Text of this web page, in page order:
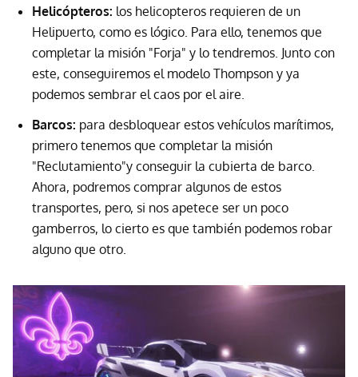
Helicópteros: los helicopteros requieren de un
Helipuerto, como es lógico. Para ello, tenemos que
completar la misión "Forja" y lo tendremos. Junto con
este, conseguiremos el modelo Thompson y ya
podemos sembrar el caos por el aire.
Barcos: para desbloquear estos vehículos marítimos,
primero tenemos que completar la misión
"Reclutamiento"y conseguir la cubierta de barco.
Ahora, podremos comprar algunos de estos
transportes, pero, si nos apetece ser un poco
gamberros, lo cierto es que también podemos robar
alguno que otro.